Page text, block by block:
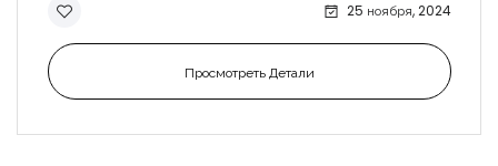
25 ноября, 2024
Просмотреть Детали